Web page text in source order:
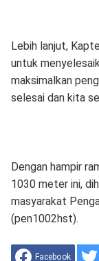
Lebih lanjut,
untuk
maksimalkan
selesai dan kita
Dengan hampir
1030 meter ini,
masyarakat
(pen1002hst).
Facebook